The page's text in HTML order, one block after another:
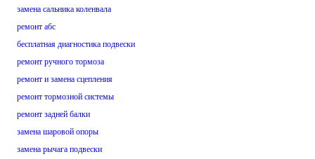
замена сальника коленвала
ремонт абс
бесплатная диагностика подвески
ремонт ручного тормоза
ремонт и замена сцепления
ремонт тормозной системы
ремонт задней балки
замена шаровой опоры
замена рычага подвески